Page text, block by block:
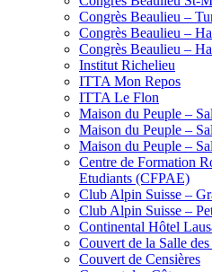
Congrès Beaulieu –
Congrès Beaulieu –
Congrès Beaulieu –
Institut Richelieu
ITTA Mon Repos
ITTA Le Flon
Maison du Peuple –
Maison du Peuple –
Maison du Peuple –
Centre de Formation
Etudiants (CFPAE)
Club Alpin Suisse –
Club Alpin Suisse –
Continental Hôtel
Couvert de la Salle
Couvert de Censières